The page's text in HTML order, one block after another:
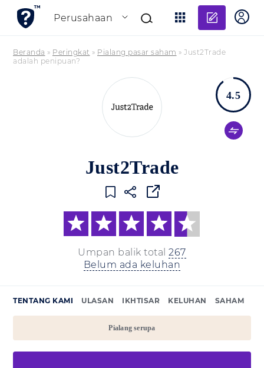
Perusahaan
Beranda » Peringkat » Pialang pasar saham » Just2Trade
adalah penipuan?
Just2Trade
Umpan balik total 267
Belum ada keluhan
4.5
TENTANG KAMI ULASAN IKHTISAR KELUHAN SAHAM
Pialang serupa